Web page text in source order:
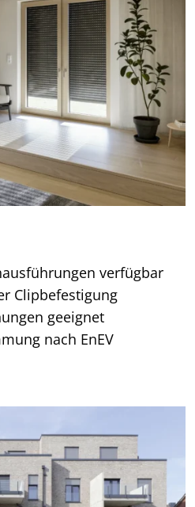
verfügbar
Clipbefestigung
geeignet
nach EnEV